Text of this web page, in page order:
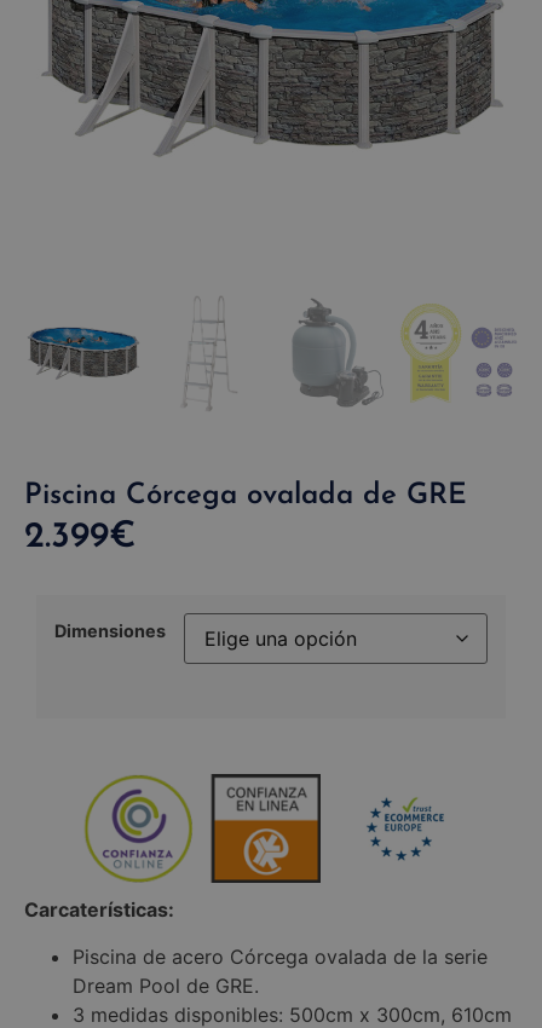
Piscina Córcega ovalada de GRE
2.399€
Dimensiones
Carcaterísticas:
Piscina de acero Córcega ovalada de la serie
Dream Pool de GRE.
3 medidas disponibles: 500cm x 300cm, 610cm